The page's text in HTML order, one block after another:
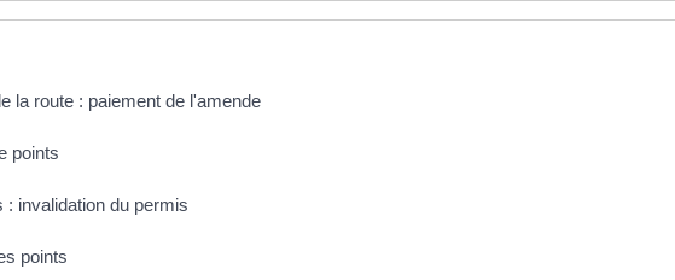
la route : paiement de l'amende
points
: invalidation du permis
points